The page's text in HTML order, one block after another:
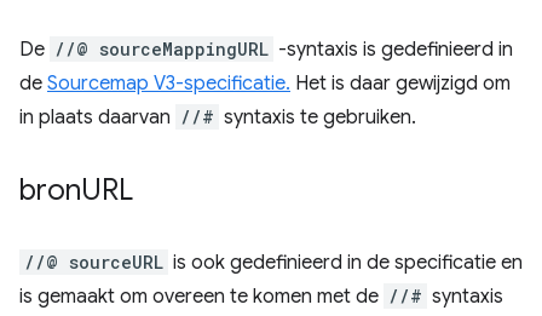
De //@ sourceMappingURL -syntaxis is gedefinieerd in
de Sourcemap V3-specificatie. Het is daar gewijzigd om
in plaats daarvan //# syntaxis te gebruiken.
bronURL
//@ sourceURL is ook gedefinieerd in de specificatie en
is gemaakt om overeen te komen met de //# syntaxis